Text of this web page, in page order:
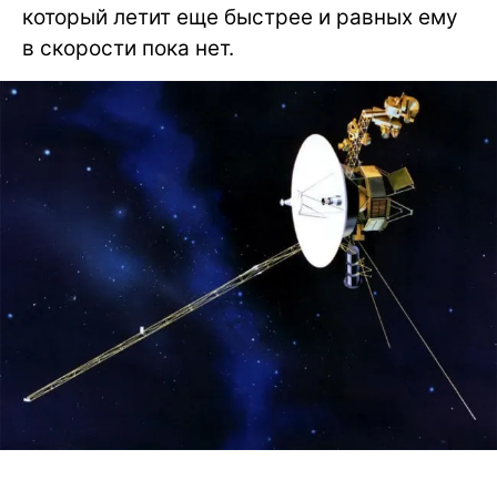
который летит еще быстрее и равных ему
в скорости пока нет.